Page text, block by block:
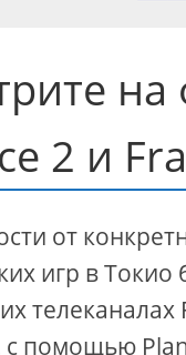
на
2 и
от
игр в Токио
помощью